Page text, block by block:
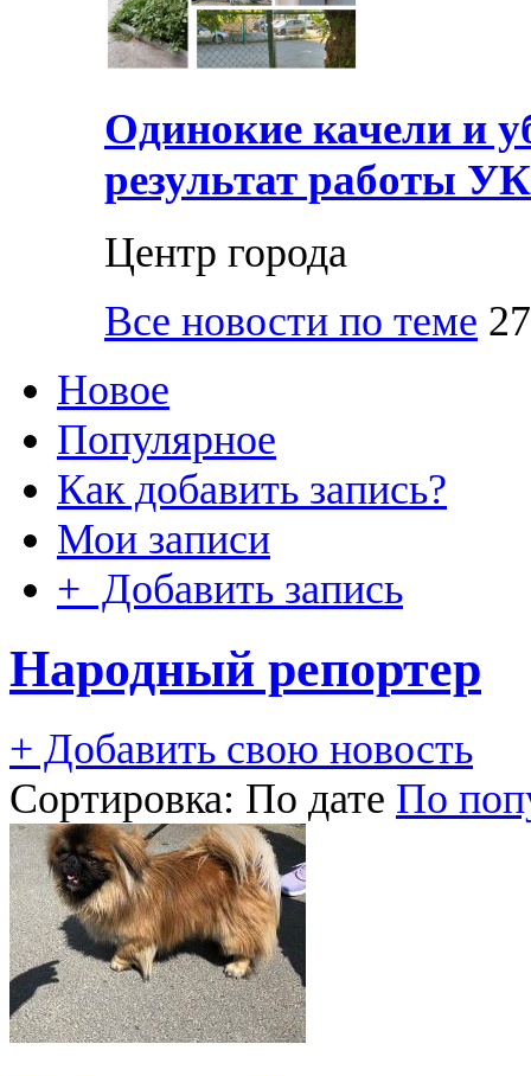
Одинокие качели и
результат работы
Центр города
Все новости по теме
Новое
Популярное
Как добавить запись?
Мои записи
+ Добавить запись
Народный репортер
+ Добавить свою новость
Сортировка: По дате По